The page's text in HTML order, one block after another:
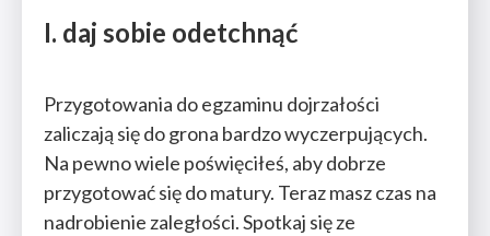
I. daj sobie odetchnąć
Przygotowania do egzaminu dojrzałości
zaliczają się do grona bardzo wyczerpujących.
Na pewno wiele poświęciłeś, aby dobrze
przygotować się do matury. Teraz masz czas na
nadrobienie zaległości. Spotkaj się ze